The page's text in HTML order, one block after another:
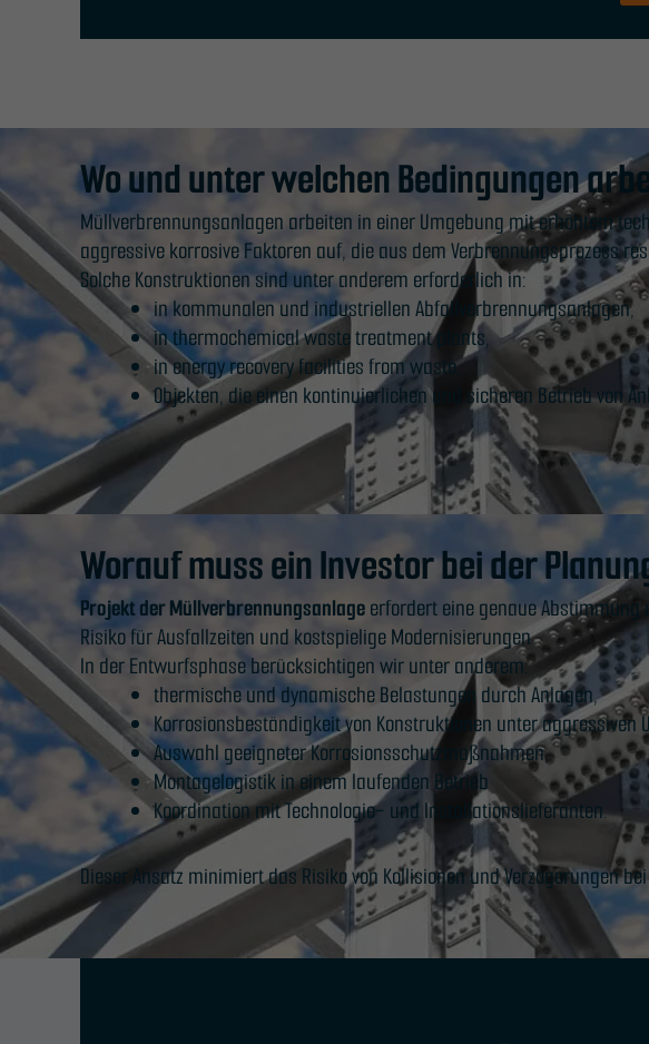
Wo und unter welchen Bedingungen
Müllverbrennungsanlagen arbeiten in einer Umgebung mit erhöhtem
aggressive korrosive Faktoren auf, die aus dem Verbrennungsprozess
Solche Konstruktionen sind unter anderem erforderlich in:
in kommunalen und industriellen Abfallverbrennungsanlagen,
in thermochemical waste treatment plants,
in energy recovery facilities from waste,
Objekten, die einen kontinuierlichen und sicheren Betrieb von
Worauf muss ein Investor bei der
Projekt der Müllverbrennungsanlageerfordert eine genaue Abstimmung
Risiko für Ausfallzeiten und kostspielige Modernisierungen.
In der Entwurfsphase berücksichtigen wir unter anderem:
thermische und dynamische Belastungen durch Anlagen,
Korrosionsbeständigkeit von Konstruktionen unter aggressiven
Auswahl geeigneter Korrosionsschutzmaßnahmen,
Montagelogistik in einem laufenden Betrieb
Koordination mit Technologie- und Installationslieferanten.
Dieser Ansatz minimiert das Risiko von Kollisionen und Verzögerungen